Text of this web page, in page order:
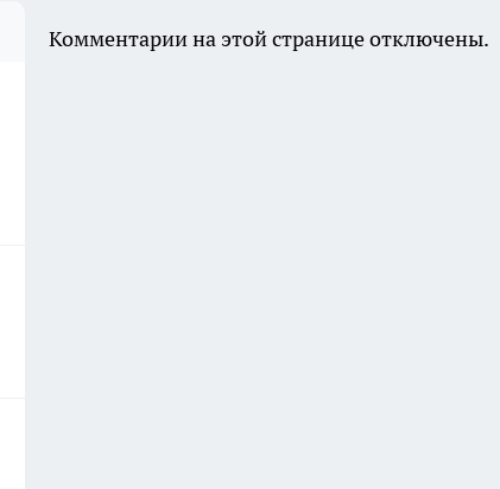
Комментарии на этой странице отключены.